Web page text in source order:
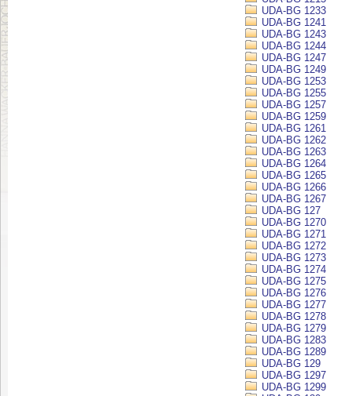
UDA-BG 1233
UDA-BG 1241
UDA-BG 1243
UDA-BG 1244
UDA-BG 1247
UDA-BG 1249
UDA-BG 1253
UDA-BG 1255
UDA-BG 1257
UDA-BG 1259
UDA-BG 1261
UDA-BG 1262
UDA-BG 1263
UDA-BG 1264
UDA-BG 1265
UDA-BG 1266
UDA-BG 1267
UDA-BG 127
UDA-BG 1270
UDA-BG 1271
UDA-BG 1272
UDA-BG 1273
UDA-BG 1274
UDA-BG 1275
UDA-BG 1276
UDA-BG 1277
UDA-BG 1278
UDA-BG 1279
UDA-BG 1283
UDA-BG 1289
UDA-BG 129
UDA-BG 1297
UDA-BG 1299